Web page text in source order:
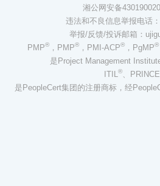
湘公网安备
违法和不良信息举报电话
举报/反馈/投诉邮箱：
PMP®，PMP®，PMI-ACP®，PgMP®
是Project Management
ITIL®、
是PeopleCert集团的注册商标，经